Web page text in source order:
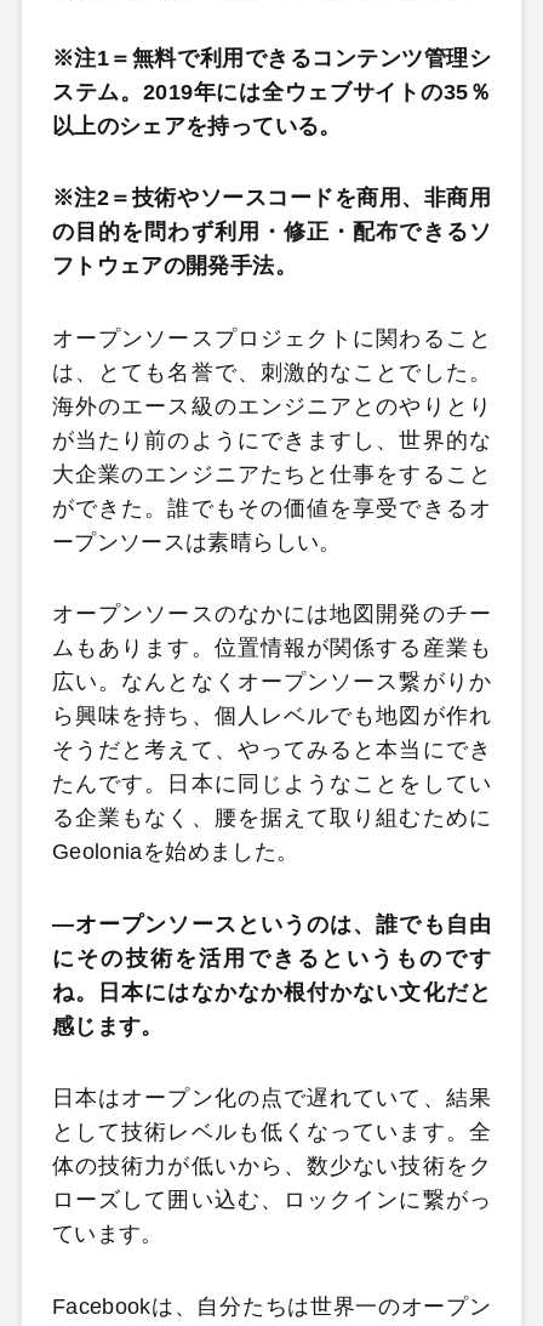
※注1＝無料で利用できるコンテンツ管理シ
ステム。2019年には全ウェブサイトの35％
以上のシェアを持っている。
※注2＝技術やソースコードを商用、非商用
の目的を問わず利用・修正・配布できるソ
フトウェアの開発手法。
オープンソースプロジェクトに関わること
は、とても名誉で、刺激的なことでした。
海外のエース級のエンジニアとのやりとり
が当たり前のようにできますし、世界的な
大企業のエンジニアたちと仕事をすること
ができた。誰でもその価値を享受できるオ
ープンソースは素晴らしい。
オープンソースのなかには地図開発のチー
ムもあります。位置情報が関係する産業も
広い。なんとなくオープンソース繋がりか
ら興味を持ち、個人レベルでも地図が作れ
そうだと考えて、やってみると本当にでき
たんです。日本に同じようなことをしてい
る企業もなく、腰を据えて取り組むために
Geoloniaを始めました。
―オープンソースというのは、誰でも自由
にその技術を活用できるというものです
ね。日本にはなかなか根付かない文化だと
感じます。
日本はオープン化の点で遅れていて、結果
として技術レベルも低くなっています。全
体の技術力が低いから、数少ない技術をク
ローズして囲い込む、ロックインに繋がっ
ています。
Facebookは、自分たちは世界一のオープン